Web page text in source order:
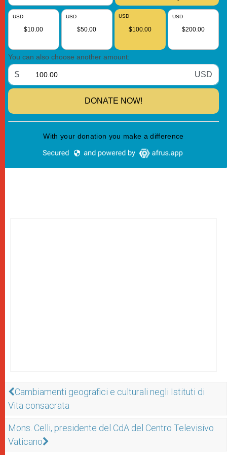
Cambiamenti geografici e culturali negli Istituti di
Vita consacrata
Mons. Celli, presidente del CdA del Centro Televisivo
Vaticano